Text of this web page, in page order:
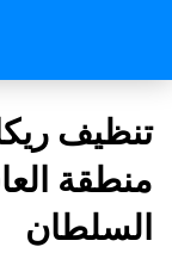
تنظيف
منطقة
السلطان